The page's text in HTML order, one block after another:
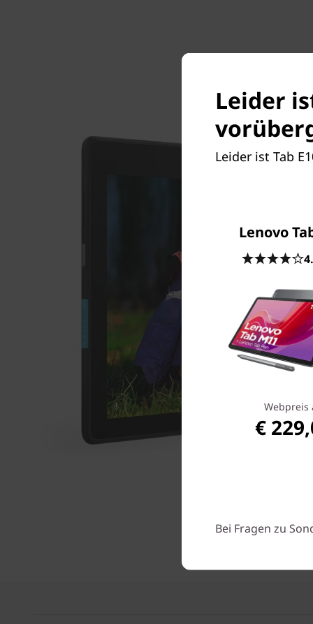
Leider
Leider ist Tab
Lenovo
Webpreis
€
Bei Fragen zu